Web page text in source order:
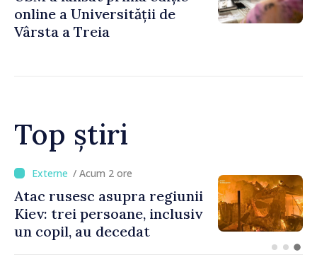
online a Universității de
Vârsta a Treia
Top știri
/ Acum 48 minute
Joseph Burkhalter,
confirmat de Senatul SUA în
calitate de viitor ambasador